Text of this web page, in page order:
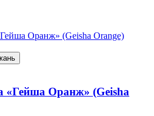
«Гейша Оранж» (Geisha